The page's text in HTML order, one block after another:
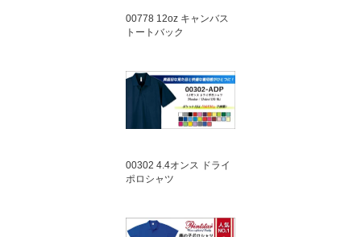
00778 12oz キャンバス
トートバック
00302 4.4オンス ドライ
ポロシャツ